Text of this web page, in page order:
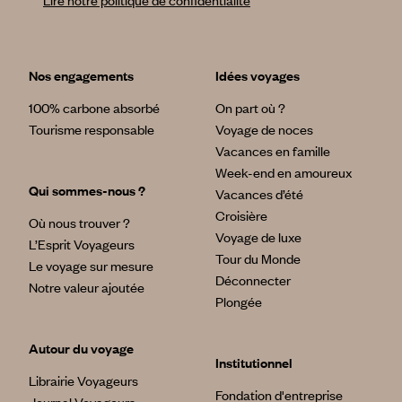
Nos engagements
100% carbone absorbé
Tourisme responsable
Qui sommes-nous ?
Où nous trouver ?
L’Esprit Voyageurs
Le voyage sur mesure
Notre valeur ajoutée
Autour du voyage
Librairie Voyageurs
Idées voyages
On part où ?
Voyage de noces
Vacances en famille
Week-end en amoureux
Vacances d’été
Croisière
Voyage de luxe
Tour du Monde
Déconnecter
Plongée
Institutionnel
Fondation d'entreprise